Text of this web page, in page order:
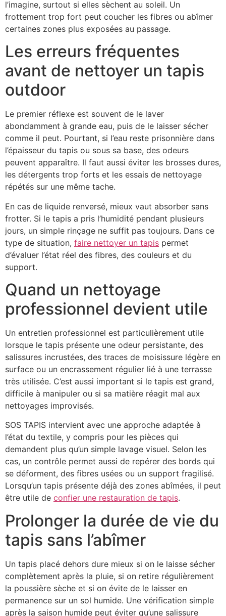
l’imagine, surtout si elles sèchent au soleil. Un
frottement trop fort peut coucher les fibres ou abîmer
certaines zones plus exposées au passage.
Les erreurs fréquentes
avant de nettoyer un tapis
outdoor
Le premier réflexe est souvent de le laver
abondamment à grande eau, puis de le laisser sécher
comme il peut. Pourtant, si l’eau reste prisonnière dans
l’épaisseur du tapis ou sous sa base, des odeurs
peuvent apparaître. Il faut aussi éviter les brosses dures,
les détergents trop forts et les essais de nettoyage
répétés sur une même tache.
En cas de liquide renversé, mieux vaut absorber sans
frotter. Si le tapis a pris l’humidité pendant plusieurs
jours, un simple rinçage ne suffit pas toujours. Dans ce
type de situation, faire nettoyer un tapis permet
d’évaluer l’état réel des fibres, des couleurs et du
support.
Quand un nettoyage
professionnel devient utile
Un entretien professionnel est particulièrement utile
lorsque le tapis présente une odeur persistante, des
salissures incrustées, des traces de moisissure légère en
surface ou un encrassement régulier lié à une terrasse
très utilisée. C’est aussi important si le tapis est grand,
difficile à manipuler ou si sa matière réagit mal aux
nettoyages improvisés.
SOS TAPIS intervient avec une approche adaptée à
l’état du textile, y compris pour les pièces qui
demandent plus qu’un simple lavage visuel. Selon les
cas, un contrôle permet aussi de repérer des bords qui
se déforment, des fibres usées ou un support fragilisé.
Lorsqu’un tapis présente déjà des zones abîmées, il peut
être utile de confier une restauration de tapis.
Prolonger la durée de vie du
tapis sans l’abîmer
Un tapis placé dehors dure mieux si on le laisse sécher
complètement après la pluie, si on retire régulièrement
la poussière sèche et si on évite de le laisser en
permanence sur un sol humide. Une vérification simple
après la saison humide peut éviter qu’une salissure